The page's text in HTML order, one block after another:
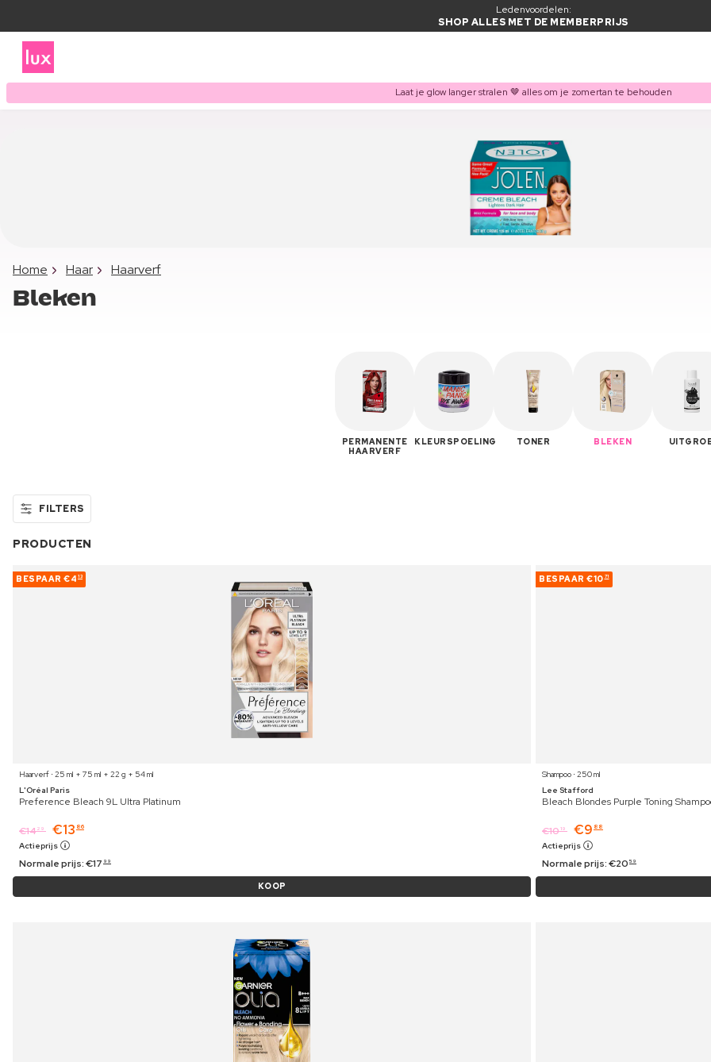
Ledenvoordelen:
SHOP ALLES MET DE MEMBERPRIJS
Laat je glow langer stralen 🤎 alles om je zomertan te behouden
Home Haar Haarverf
Bleken
PERMANENTE
HAARVERF
KLEURSPOELING TONER BLEKEN
FILTERS
PRODUCTEN
BESPAAR €4 13
Haarverf ⋅ 25 ml + 75 ml + 22 g + 54 ml
L'Oréal Paris
Preference Bleach 9L Ultra Platinum
€1429 €13 86
Actieprijs
Normale prijs:€17 99
KOOP
BESPAAR €10 71
Shampoo ⋅ 250 ml
Lee Stafford
Bleach Blondes Purple Toning
€1019 €9 88
Actieprijs
Normale prijs:€20 59